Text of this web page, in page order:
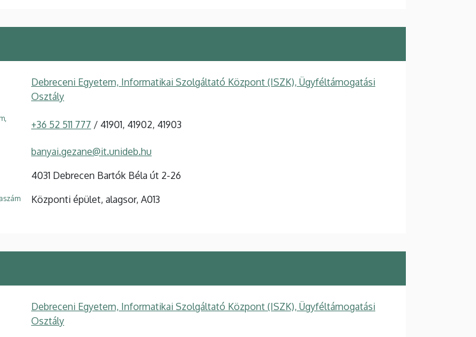
Debreceni Egyetem, Informatikai Szolgáltató Központ (ISZK), Ügyféltámogatási
Osztály
+36 52 511 777 / 41901, 41902, 41903
banyai.gezane@it.unideb.hu
4031 Debrecen Bartók Béla út 2-26
Központi épület, alagsor, A013
Debreceni Egyetem, Informatikai Szolgáltató Központ (ISZK), Ügyféltámogatási
Osztály